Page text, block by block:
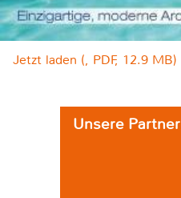
Jetzt laden (, PDF, 12.9 MB)
Unsere